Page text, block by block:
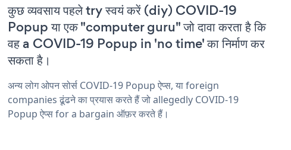
कुछ व्यवसाय पहले try स्वयं करें (diy) COVID-19
Popup या एक "computer guru" जो दावा करता है कि
वह a COVID-19 Popup in 'no time' का निर्माण कर
सकता है।
अन्य लोग ओपन सोर्स COVID-19 Popup ऐप्स, या foreign
companies ढूंढने का प्रयास करते हैं जो allegedly COVID-19
Popup ऐप्स for a bargain ऑफ़र करते हैं।